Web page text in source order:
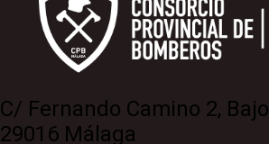
C/ Fernando Camino 2, Bajo
29016 Málaga